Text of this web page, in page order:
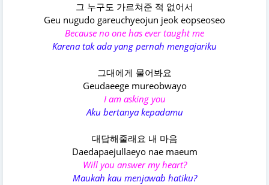
그 누구도 가르쳐준 적 없어서
Geu nugudo gareuchyeojun jeok eopseoseo
Because no one has ever taught me
Karena tak ada yang pernah mengajariku
그대에게 물어봐요
Geudaeege mureobwayo
I am asking you
Aku bertanya kepadamu
대답해줄래요 내 마음
Daedapaejullaeyo nae maeum
Will you answer my heart?
Maukah kau menjawab hatiku?